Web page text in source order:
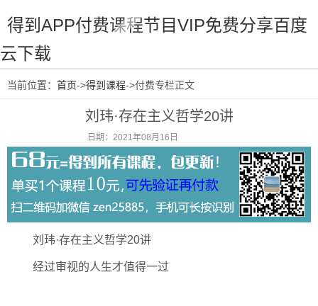
得到APP付费课程节目VIP免费分享百度
云下载
当前位置： 首页->得到课程->付费专栏正文
刘玮·存在主义哲学20讲
日期：2021年08月16日
刘玮·存在主义哲学20讲
经过审视的人生才值得一过